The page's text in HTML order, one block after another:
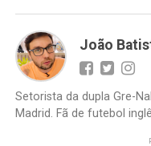
João
Setorista da dupla Gre-
Madrid. Fã de futebol